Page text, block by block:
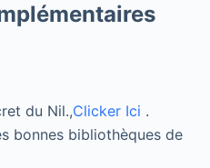
du Nil.,Clicker Ici .
bonnes bibliothèques de